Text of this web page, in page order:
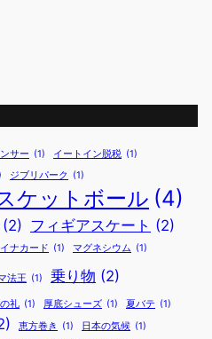
サー (1) イートイン脱税 (1)
ジブリパーク (1)
ケットボール (4)
(2) フィギアスケート (2)
ナカード (1) マグネシウム (1)
法王 (1) 乗り物 (2)
礼 (1) 厚底シューズ (1) 夏バテ (1)
恵方巻き (1) 日本の気候 (1)